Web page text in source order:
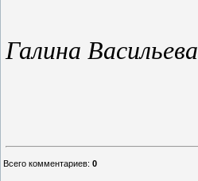
Галина Васильева
Всего комментариев: 0